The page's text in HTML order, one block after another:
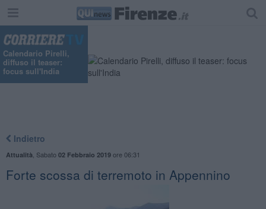
Calendario Pirelli,
diffuso il teaser:
focus sull'India
Indietro
Attualità Sabato 02 Febbraio 2019ore 06:31
Forte scossa di terremoto in Appennino